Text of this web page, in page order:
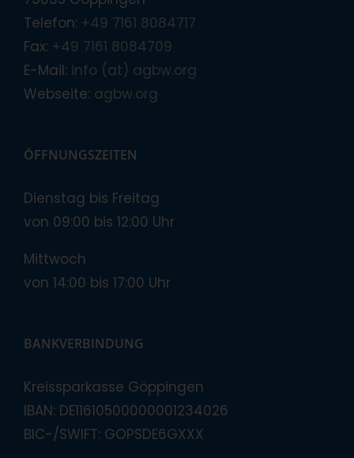
Telefon: +49 7161 8084717
Fax: +49 7161 8084709
E-Mail: info (at) agbw.org
Webseite: agbw.org
ÖFFNUNGSZEITEN
Dienstag bis Freitag
von 09:00 bis 12:00 Uhr
Mittwoch
von 14:00 bis 17:00 Uhr
BANKVERBINDUNG
Kreissparkasse Göppingen
IBAN: DE11610500000001234026
BIC-/SWIFT: GOPSDE6GXXX